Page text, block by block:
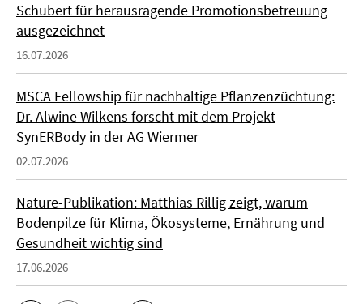
Schubert für herausragende Promotionsbetreuung
ausgezeichnet
16.07.2026
MSCA Fellowship für nachhaltige Pflanzenzüchtung:
Dr. Alwine Wilkens forscht mit dem Projekt
SynERBody in der AG Wiermer
02.07.2026
Nature-Publikation: Matthias Rillig zeigt, warum
Bodenpilze für Klima, Ökosysteme, Ernährung und
Gesundheit wichtig sind
17.06.2026